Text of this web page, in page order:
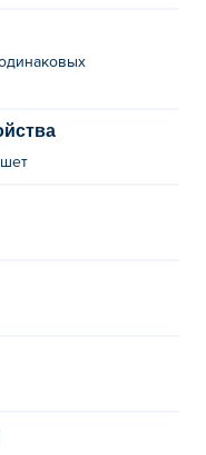
испытания. Готовы
от души?
более одинаковых